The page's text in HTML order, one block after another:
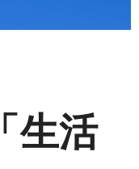
生活